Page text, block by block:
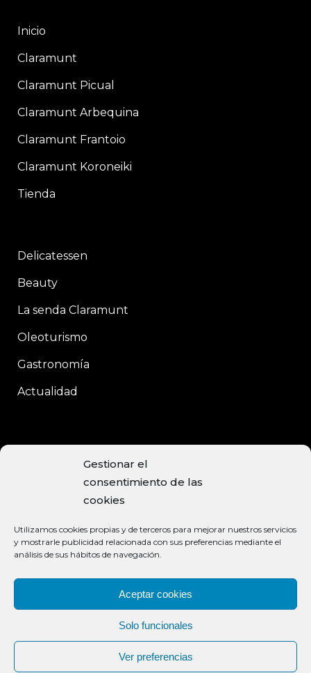
Gestionar el
consentimiento de las
cookies
Utilizamos cookies propias y de terceros para mejorar nuestros servicios
y mostrarle publicidad relacionada con sus preferencias mediante el
análisis de sus hábitos de navegación.
Aceptar cookies
Solo funcionales
Ver preferencias
Inicio
Claramunt
Claramunt Picual
Claramunt Arbequina
Claramunt Frantoio
Claramunt Koroneiki
Tienda
Delicatessen
Beauty
La senda Claramunt
Oleoturismo
Gastronomía
Actualidad
C/Enrique Moreno, 15
Baeza, 23440 JAÉN
+34 953 740 113
info@aceiteclaramunt.com
MÉTODOS DE PAGO ACEPTADOS